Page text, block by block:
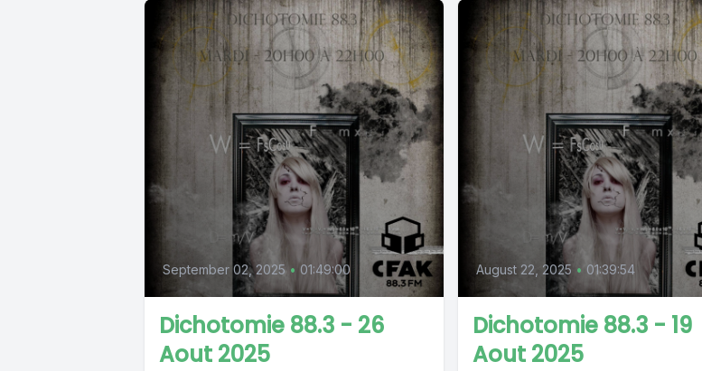
September 02, 2025 • 01:49:00
Dichotomie 88.3 - 26
Aout 2025
August 22, 2025 • 01:39:54
Dichotomie 88.3 - 19
Aout 2025